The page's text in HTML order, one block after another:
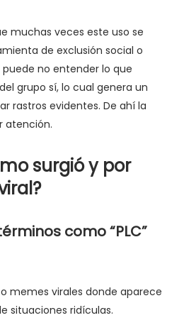
muchas veces este uso se
de exclusión social o
no entender lo que
grupo sí, lo cual genera un
rastros evidentes. De ahí la
atención.
surgió y por
como “PLC”
memes virales donde aparece
situaciones ridículas.